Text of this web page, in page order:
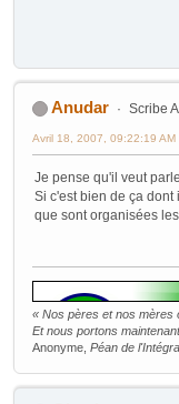
Anudar Scribe
Avril 18, 2007, 09:22:19 AM
Je pense qu'il veut
Si c'est bien de ça dont
que sont organisées
« Nos pères et nos mères
Et nous portons
Anonyme, Péan de